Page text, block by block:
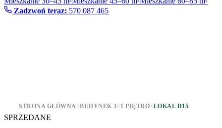
Zadzwoń teraz: 570 087 465
STRONA GŁÓWNA>BUDYNEK 3>1 PIĘTRO>LOKAL D15
SPRZEDANE